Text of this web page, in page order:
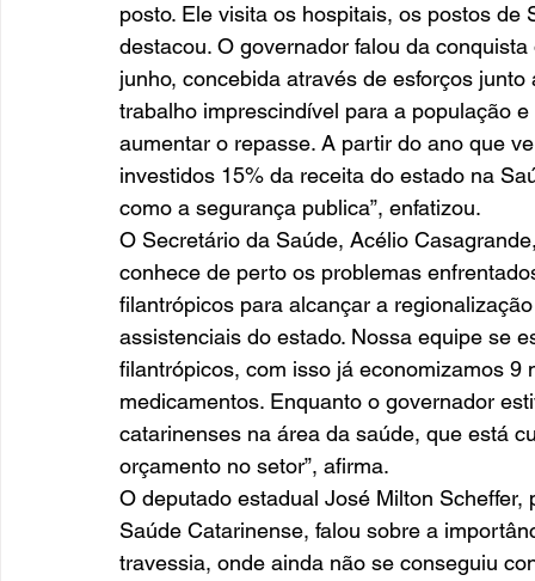
posto. Ele visita os hospitais, os postos
destacou. O governador falou da
junho, concebida através de esforços
trabalho imprescindível para a população
aumentar o repasse. A partir do ano que
investidos 15% da receita do estado na
como a segurança publica”, enfatizou.
O Secretário da Saúde, Acélio
conhece de perto os problemas
filantrópicos para alcançar a
assistenciais do estado. Nossa equipe se
filantrópicos, com isso já economizamos
medicamentos. Enquanto o governador
catarinenses na área da saúde, que está
orçamento no setor”, afirma.
O deputado estadual José Milton
Saúde Catarinense, falou sobre a
travessia, onde ainda não se conseguiu